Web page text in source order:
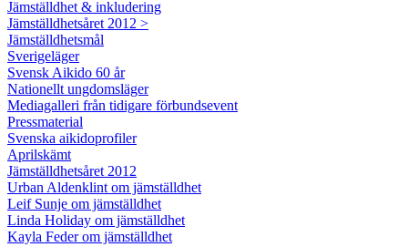
Jämställdhet & inkludering
Jämställdhetsåret 2012 >
Jämställdhetsmål
Sverigeläger
Svensk Aikido 60 år
Nationellt ungdomsläger
Mediagalleri från tidigare förbundsevent
Pressmaterial
Svenska aikidoprofiler
Aprilskämt
Jämställdhetsåret 2012
Urban Aldenklint om jämställdhet
Leif Sunje om jämställdhet
Linda Holiday om jämställdhet
Kayla Feder om jämställdhet